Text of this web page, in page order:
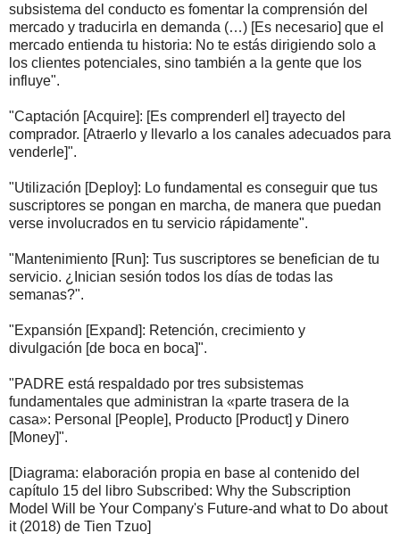
subsistema del conducto es fomentar la comprensión del
mercado y traducirla en demanda (…) [Es necesario] que el
mercado entienda tu historia: No te estás dirigiendo solo a
los clientes potenciales, sino también a la gente que los
influye".
"Captación [Acquire]: [Es comprenderl el] trayecto del
comprador. [Atraerlo y llevarlo a los canales adecuados para
venderle]".
"Utilización [Deploy]: Lo fundamental es conseguir que tus
suscriptores se pongan en marcha, de manera que puedan
verse involucrados en tu servicio rápidamente".
"Mantenimiento [Run]: Tus suscriptores se benefician de tu
servicio. ¿Inician sesión todos los días de todas las
semanas?".
"Expansión [Expand]: Retención, crecimiento y
divulgación [de boca en boca]".
"PADRE está respaldado por tres subsistemas
fundamentales que administran la «parte trasera de la
casa»: Personal [People], Producto [Product] y Dinero
[Money]".
[Diagrama: elaboración propia en base al contenido del
capítulo 15 del libro Subscribed: Why the Subscription
Model Will be Your Company's Future-and what to Do about
it (2018) de Tien Tzuo]